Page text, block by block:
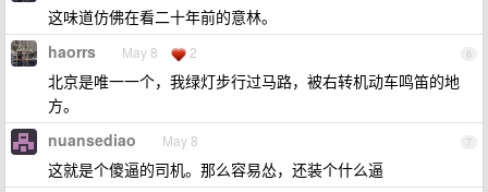
这味道仿佛在看二十年前的意林。
6
haorrs May 8 2
北京是唯一一个，我绿灯步行过马路，被右转机动车鸣笛的地
方。
7
nuansediao May 8
这就是个傻逼的司机。那么容易怂，还装个什么逼